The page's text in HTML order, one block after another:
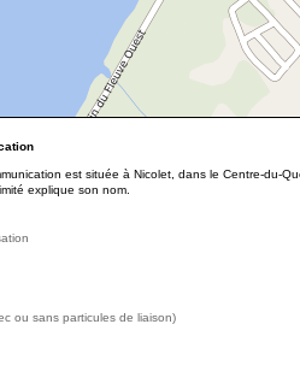
est située à Nicolet, dans le Centre-du-
explique son nom.
ou sans particules de liaison)